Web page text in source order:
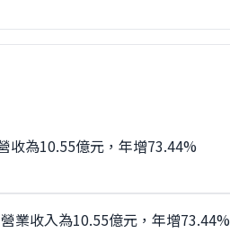
收為10.55億元，年增73.44%
業收入為10.55億元，年增73.44%